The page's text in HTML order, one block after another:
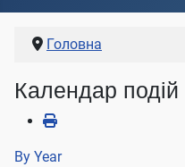
Головна
Календар подій
By Year